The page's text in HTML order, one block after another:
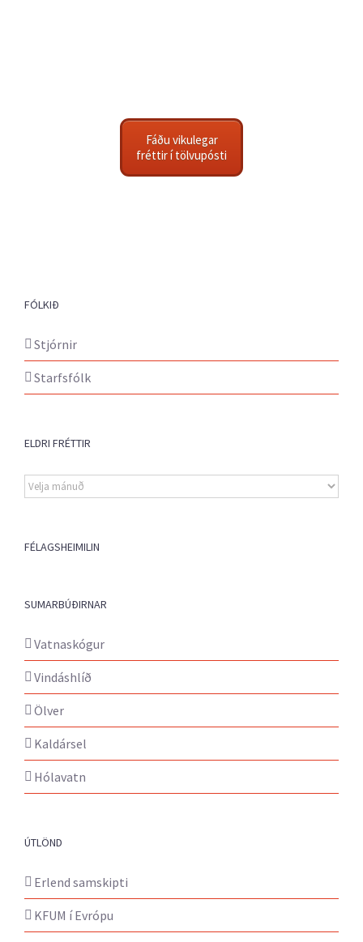
Fáðu vikulegar
fréttir í tölvupósti
FÓLKIÐ
Stjórnir
Starfsfólk
ELDRI FRÉTTIR
Eldri
fréttir
FÉLAGSHEIMILIN
SUMARBÚÐIRNAR
Vatnaskógur
Vindáshlíð
Ölver
Kaldársel
Hólavatn
ÚTLÖND
Erlend samskipti
KFUM í Evrópu